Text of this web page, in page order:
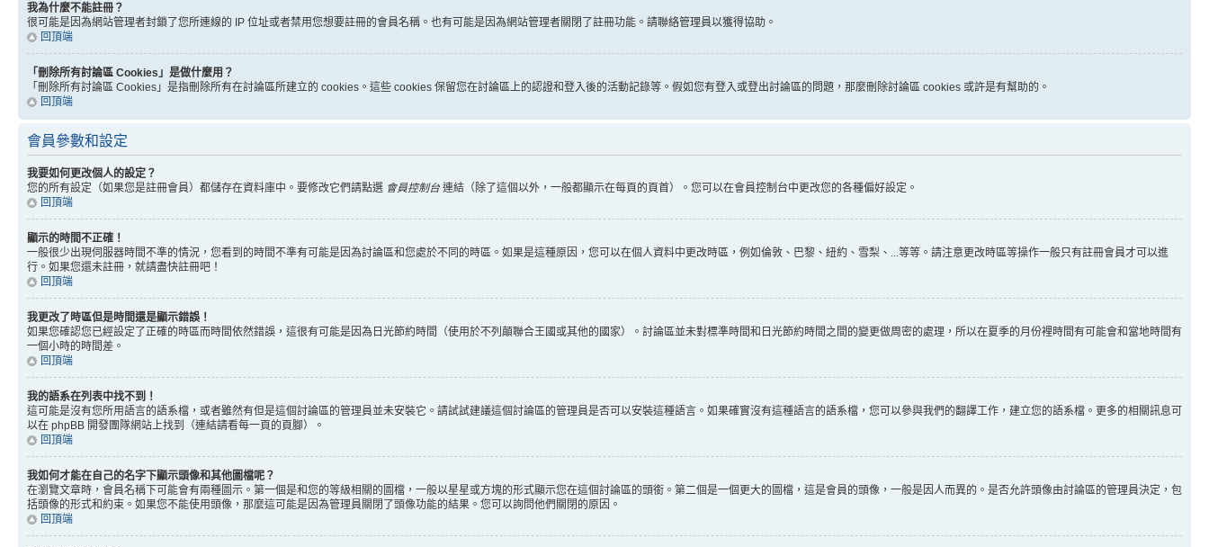
我為什麼不能註冊？
很可能是因為網站管理者封鎖了您所連線的 IP 位址或者禁用您想要註冊的會員名稱。也有可能是因為網站管理者關閉了註冊功能。請聯絡管理員以獲得協助。
回頂端
「刪除所有討論區 Cookies」是做什麼用？
「刪除所有討論區 Cookies」是指刪除所有在討論區所建立的 cookies。這些 cookies 保留您在討論區上的認證和登入後的活動記錄等。假如您有登入或登出討論區的問題，那麼刪除討論區 cookies 或許是有幫助的。
回頂端
會員參數和設定
我要如何更改個人的設定？
您的所有設定（如果您是註冊會員）都儲存在資料庫中。要修改它們請點選 會員控制台連結（除了這個以外，一般都顯示在每頁的頁首）。您可以在會員控制台中更改您的各種偏好設定。
回頂端
顯示的時間不正確！
一般很少出現伺服器時間不準的情況，您看到的時間不準有可能是因為討論區和您處於不同的時區。如果是這種原因，您可以在個人資料中更改時區，例如倫敦、巴黎、紐約、雪梨、...等等。請注意更改時區等操作一般只有註冊會員才可以進
行。如果您還未註冊，就請盡快註冊吧！
回頂端
我更改了時區但是時間還是顯示錯誤！
如果您確認您已經設定了正確的時區而時間依然錯誤，這很有可能是因為日光節約時間（使用於不列顛聯合王國或其他的國家）。討論區並未對標準時間和日光節約時間之間的變更做周密的處理，所以在夏季的月份裡時間有可能會和當地時間有
一個小時的時間差。
回頂端
我的語系在列表中找不到！
這可能是沒有您所用語言的語系檔，或者雖然有但是這個討論區的管理員並未安裝它。請試試建議這個討論區的管理員是否可以安裝這種語言。如果確實沒有這種語言的語系檔，您可以參與我們的翻譯工作，建立您的語系檔。更多的相關訊息可
以在 phpBB 開發團隊網站上找到（連結請看每一頁的頁腳）。
回頂端
我如何才能在自己的名字下顯示頭像和其他圖檔呢？
在瀏覽文章時，會員名稱下可能會有兩種圖示。第一個是和您的等級相關的圖檔，一般以星星或方塊的形式顯示您在這個討論區的頭銜。第二個是一個更大的圖檔，這是會員的頭像，一般是因人而異的。是否允許頭像由討論區的管理員決定，包
括頭像的形式和約束。如果您不能使用頭像，那麼這可能是因為管理員關閉了頭像功能的結果。您可以詢問他們關閉的原因。
回頂端